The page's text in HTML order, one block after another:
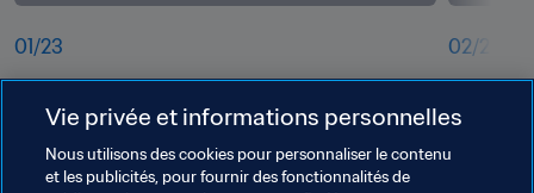
01 /23
vcdlutnkdznq651duifx.jpg
02/23
Vie privée et informations personnelles
Nous utilisons des cookies pour personnaliser le contenu
et les publicités, pour fournir des fonctionnalités de